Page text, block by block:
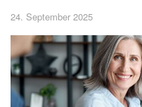
24. September 2025